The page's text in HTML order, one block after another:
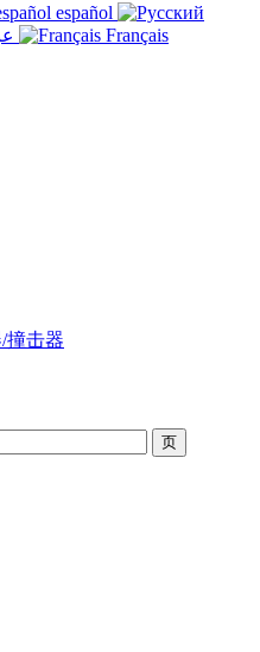
español
Français